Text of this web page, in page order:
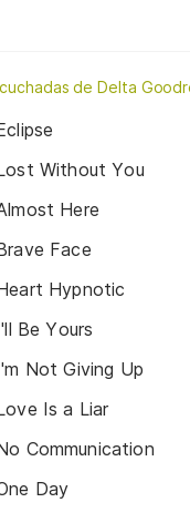
de Delta
Without You
Here
Face
Hypnotic
Be Yours
Not Giving Up
Is a Liar
Communication
Day